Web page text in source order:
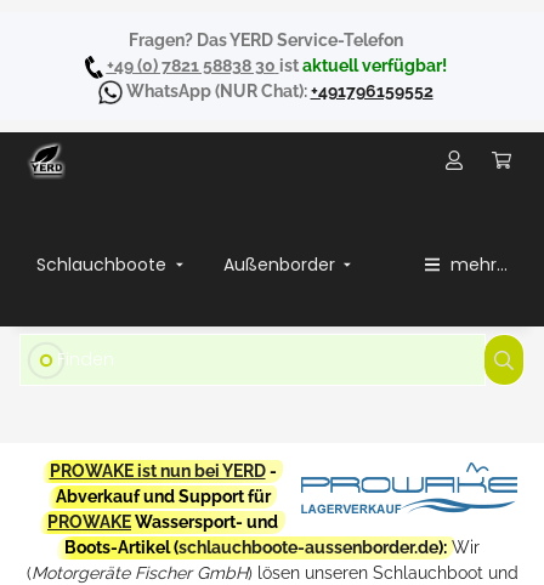
Fragen? Das YERD Service-Telefon
+49 (0) 7821 58838 30 istaktuell verfügbar!
WhatsApp(NUR Chat):+491796159552
Schlauchboote Außenborder mehr...
PROWAKE ist nun bei YERD-
Abverkauf und Support für
PROWAKEWassersport- und
Boots-Artikel (schlauchboote-aussenborder.de): Wir
(Motorgeräte Fischer GmbH) lösen unseren Schlauchboot und